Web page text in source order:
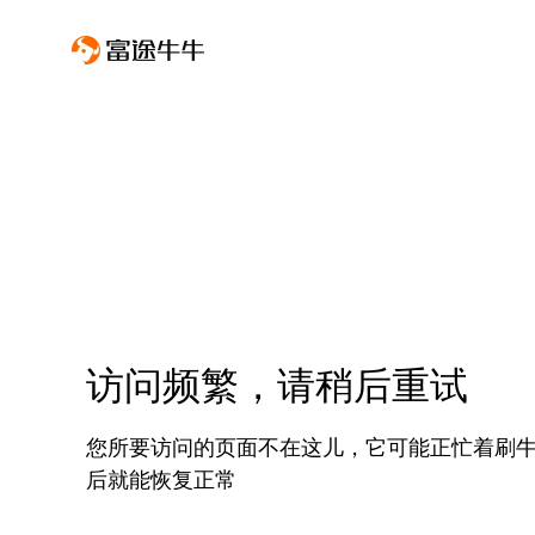
访问频繁，请稍后重试
您所要访问的页面不在这儿，它可能正忙着刷
后就能恢复正常